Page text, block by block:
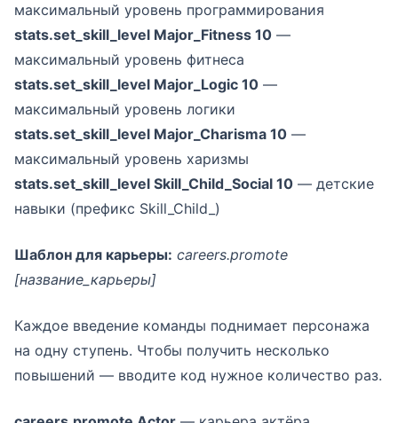
максимальный уровень программирования
stats.set_skill_level Major_Fitness 10 —
максимальный уровень фитнеса
stats.set_skill_level Major_Logic 10 —
максимальный уровень логики
stats.set_skill_level Major_Charisma 10 —
максимальный уровень харизмы
stats.set_skill_level Skill_Child_Social 10 — детские
навыки (префикс Skill_Child_)
Шаблон для карьеры: careers.promote
[название_карьеры]
Каждое введение команды поднимает персонажа
на одну ступень. Чтобы получить несколько
повышений — вводите код нужное количество раз.